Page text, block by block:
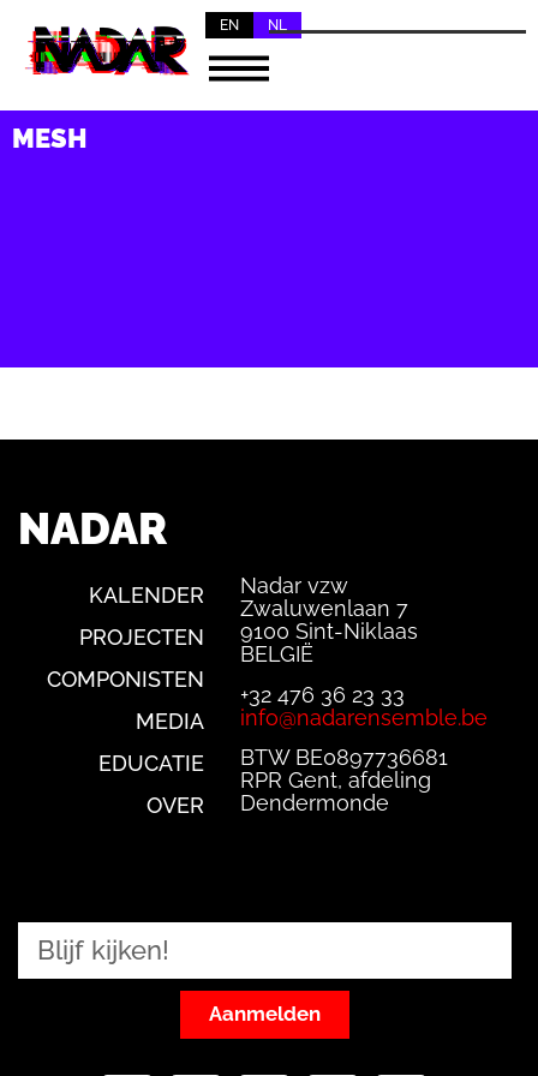
EN NL
MESH
NADAR
KALENDER
PROJECTEN
COMPONISTEN
MEDIA
EDUCATIE
OVER
Nadar vzw
Zwaluwenlaan 7
9100 Sint-Niklaas
BELGIË
+32 476 36 23 33
info@nadarensemble.be
BTW BE0897736681
RPR Gent, afdeling
Dendermonde
Aanmelden